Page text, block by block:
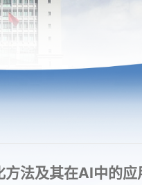
法及其在AI中的应